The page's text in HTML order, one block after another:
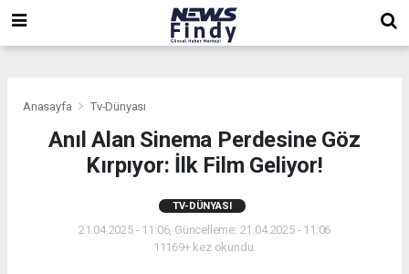
Anasayfa Tv-Dünyası
Anıl Alan Sinema Perdesine Göz
Kırpıyor: İlk Film Geliyor!
TV-DÜNYASI
21.04.2025 - 11:06, Güncelleme: 21.04.2025 - 11:06
11169+ kez okundu.